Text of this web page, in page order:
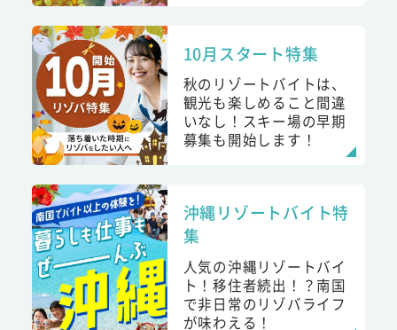
10月スタート特集
秋のリゾートバイトは、
観光も楽しめること間違
いなし！スキー場の早期
募集も開始します！
沖縄リゾートバイト特
集
人気の沖縄リゾートバイ
ト！移住者続出！？南国
で非日常のリゾバライフ
が味わえる！